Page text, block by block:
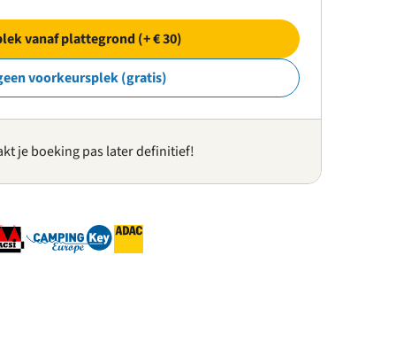
vanaf plattegrond (+ € 30)
voorkeursplek (gratis)
je boeking pas later definitief!